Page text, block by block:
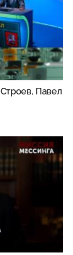
Павел